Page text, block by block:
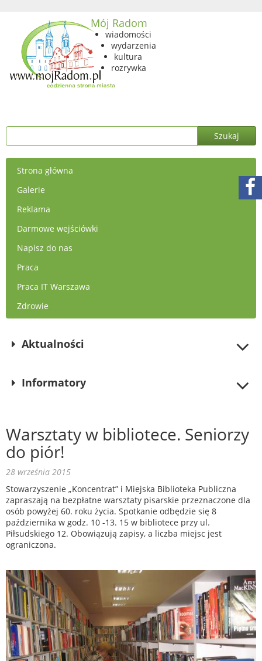
Mój Radom
wiadomości
wydarzenia
kultura
rozrywka
Strona główna
Galerie
Reklama
Darmowe wejściówki
Napisz do nas
Praca
Praca IT Warszawa
Zdrowie
Aktualności
Informatory
Warsztaty w bibliotece. Seniorzy
do piór!
28 września 2015
Stowarzyszenie „Koncentrat” i Miejska Biblioteka Publiczna
zapraszają na bezpłatne warsztaty pisarskie przeznaczone dla
osób powyżej 60. roku życia. Spotkanie odbędzie się 8
października w godz. 10 -13. 15 w bibliotece przy ul.
Piłsudskiego 12. Obowiązują zapisy, a liczba miejsc jest
ograniczona.